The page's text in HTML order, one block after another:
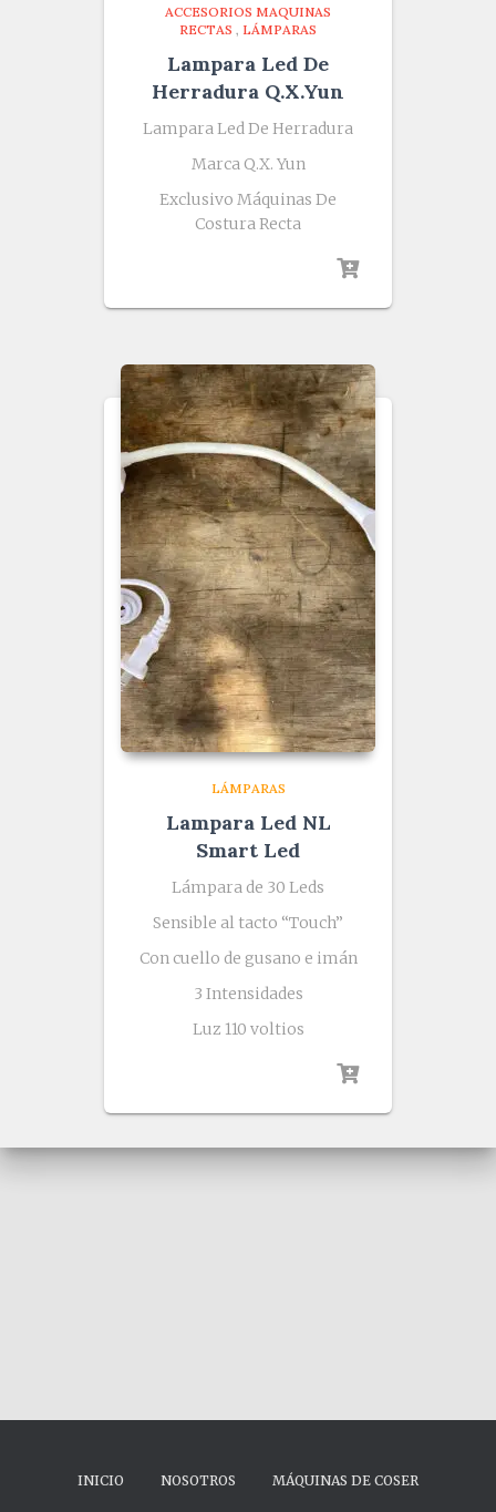
ACCESORIOS MAQUINAS
RECTAS , LÁMPARAS
Lampara Led De
Herradura Q.X.Yun
Lampara Led De Herradura
Marca Q.X. Yun
Exclusivo Máquinas De
Costura Recta
LÁMPARAS
Lampara Led NL
Smart Led
Lámpara de 30 Leds
Sensible al tacto “Touch”
Con cuello de gusano e imán
3 Intensidades
Luz 110 voltios
INICIO NOSOTROS MÁQUINAS DE COSER